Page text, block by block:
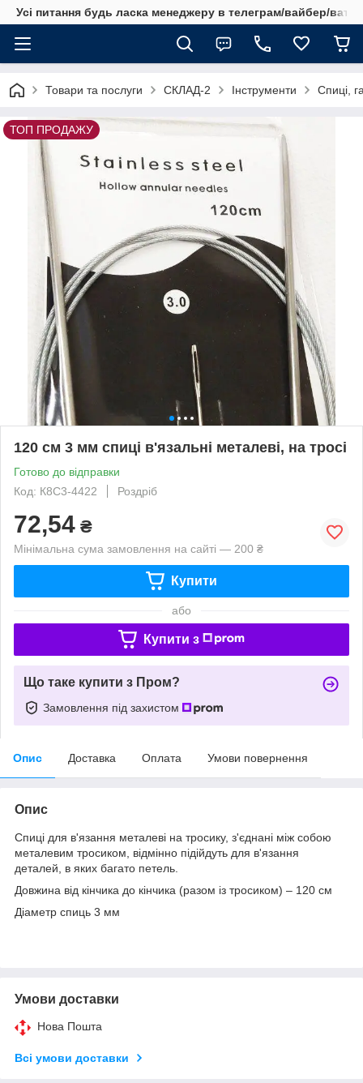
Усі питання будь ласка менеджеру в телеграм/вайбер/
Товари та послуги СКЛАД-2 Інструменти Спиці,
ТОП ПРОДАЖУ
120 см 3 мм спиці в'язальні металеві, на тросі
Готово до відправки
Код: К8С3-4422
Роздріб
72,54 ₴
Мінімальна сума замовлення на сайті — 200 ₴
Купити
або
Купити з
Що таке купити з Пром?
Замовлення під захистом
Опис Доставка Оплата Умови повернення
Опис
Спиці для в'язання металеві на тросику, з'єднані між собою
металевим тросиком, відмінно підійдуть для в'язання
деталей, в яких багато петель.
Довжина від кінчика до кінчика (разом із тросиком) – 120 см
Діаметр спиць 3 мм
Умови доставки
Нова Пошта
Всі умови доставки